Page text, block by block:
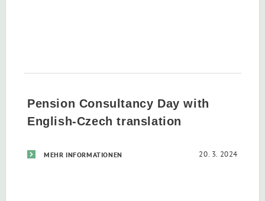
Pension Consultancy Day with
English-Czech translation
MEHR INFORMATIONEN 20. 3. 2024